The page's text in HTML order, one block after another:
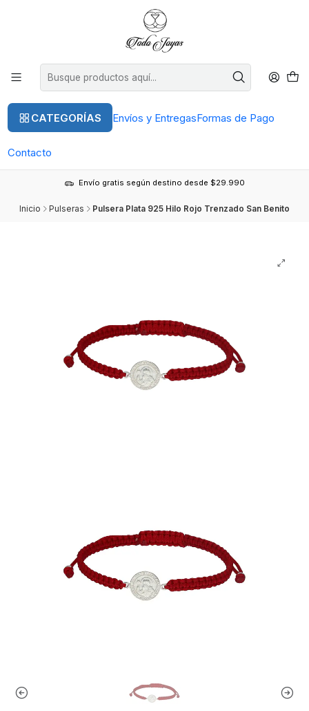
CATEGORÍAS Envíos y EntregasFormas de Pago
Contacto
Envío gratis según destino desde $29.990
Inicio Pulseras Pulsera Plata 925 Hilo Rojo Trenzado San Benito